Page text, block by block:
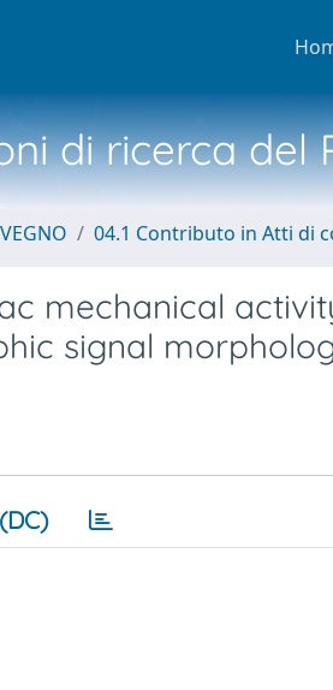
di ricerca del
04.1 Contributo in Atti di
mechanical
signal